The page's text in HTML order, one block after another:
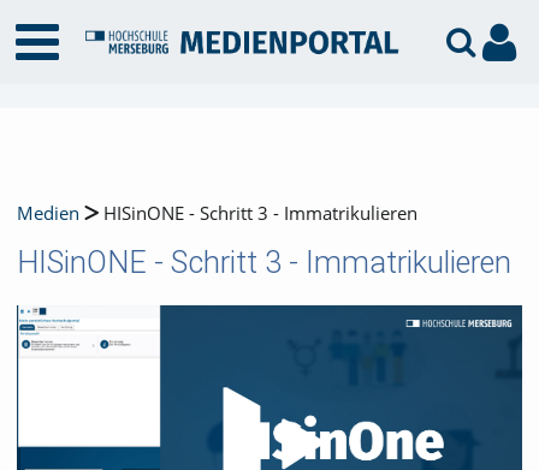
Medien HISinONE - Schritt 3 - Immatrikulieren
HISinONE - Schritt 3 - Immatrikulieren